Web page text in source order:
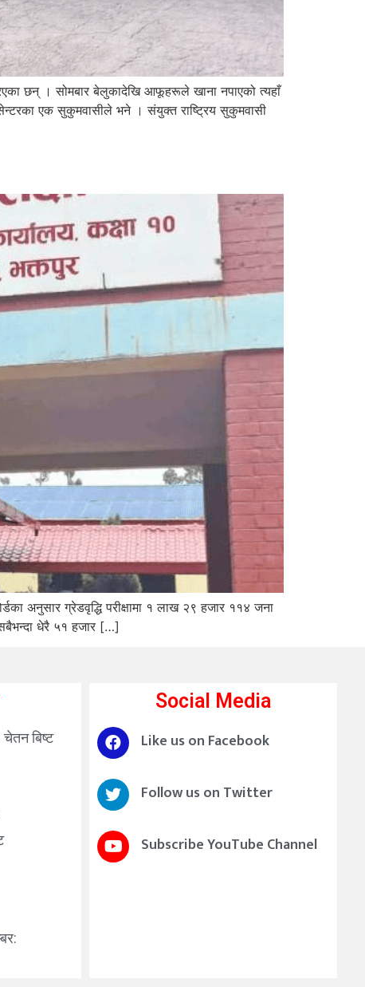
छन् । सोमबार बेलुकादेखि आफूहरूले खाना नपाएको त्यहाँ
सेन्टरका एक सुकुमवासीले भने । संयुक्त राष्ट्रिय सुकुमवासी
अनुसार ग्रेडवृद्धि परीक्षामा १ लाख २९ हजार ११४ जना
धेरै ५१ हजार […]
चेतन बिष्ट
Social Media
Like us on Facebook
Follow us on Twitter
Subscribe YouTube Channel